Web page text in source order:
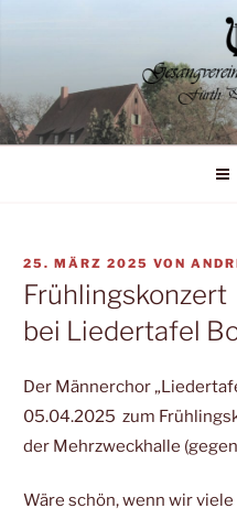
Liederkranz
VERÖFFENTLICHT
AM
25. MÄRZ 2025 VON
Frühlingskonzert
bei Liedertafel
Der Männerchor
05.04.2025 zum
der Mehrzweckhalle
Wäre schön, wenn wir